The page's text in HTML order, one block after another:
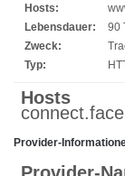
Hosts:
Lebensdauer:
90
Zweck:
Typ:
Hosts
Provider-